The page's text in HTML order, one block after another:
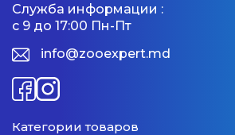
Служба информации :
с 9 до 17:00 Пн-Пт
info@zooexpert.md
Категории товаров